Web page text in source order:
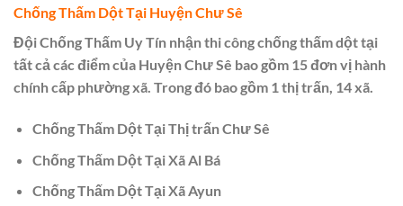
Chống Thấm Dột Tại Huyện Chư Sê
Đội Chống Thấm Uy Tín nhận thi công chống thấm dột tại
tất cả các điểm của Huyện Chư Sê bao gồm 15 đơn vị hành
chính cấp phường xã. Trong đó bao gồm 1 thị trấn, 14 xã.
Chống Thấm Dột Tại Thị trấn Chư Sê
Chống Thấm Dột Tại Xã Al Bá
Chống Thấm Dột Tại Xã Ayun